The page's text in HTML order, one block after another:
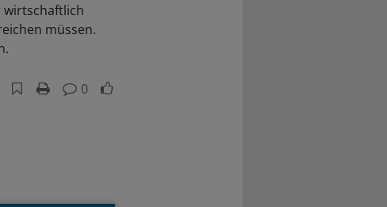
wirtschaftlich
müssen.
0